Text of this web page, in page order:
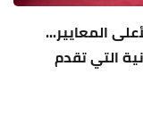
المعايير...
التي تقدم